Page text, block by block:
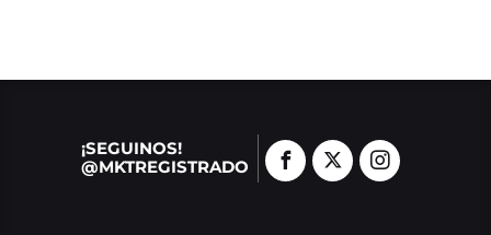
¡SEGUINOS!
@MKTREGISTRADO